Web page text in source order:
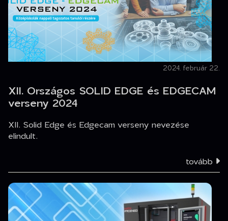
2024. február 22.
XII. Országos SOLID EDGE és EDGECAM
verseny 2024
XII. Solid Edge és Edgecam verseny nevezése
elindult.
tovább